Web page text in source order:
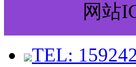
网站
TEL: